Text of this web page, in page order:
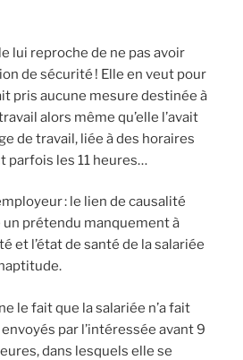
lui reproche de ne pas avoir
de sécurité ! Elle en veut pour
pris aucune mesure destinée à
alors même qu’elle l’avait
de travail, liée à des horaires
parfois les 11 heures…
: le lien de causalité
un prétendu manquement à
et l’état de santé de la salariée
le fait que la salariée n’a fait
par l’intéressée avant 9
dans lesquels elle se